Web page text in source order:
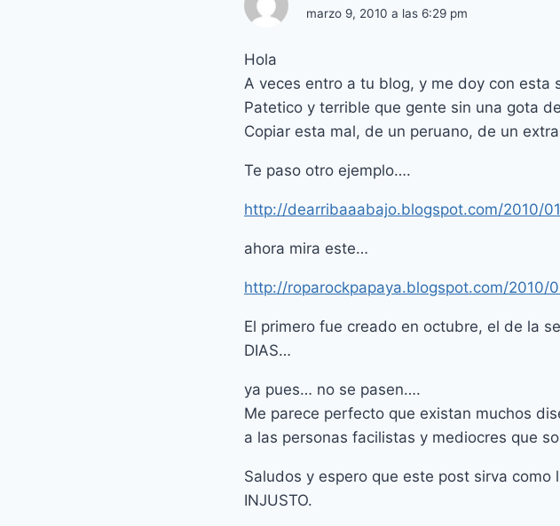
marzo 9, 2010 a las 6:29 pm
Hola
A veces entro a tu blog, y me doy con esta
Patetico y terrible que gente sin una gota
Copiar esta mal, de un peruano, de un
Te paso otro ejemplo….
http://dearribaaabajo.blogspot.com/2010/
ahora mira este…
http://roparockpapaya.blogspot.com/2010/
El primero fue creado en octubre, el de la
DIAS…
ya pues… no se pasen….
Me parece perfecto que existan muchos
a las personas facilistas y mediocres que
Saludos y espero que este post sirva
INJUSTO.